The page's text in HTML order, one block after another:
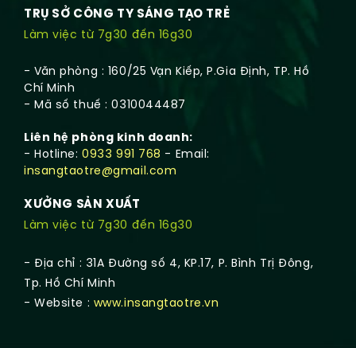
TRỤ SỞ CÔNG TY SÁNG TẠO TRẺ
Làm việc từ 7g30 đến 16g30
- Văn phòng : 160/25 Vạn Kiếp, P.Gia Định, TP. Hồ
Chí Minh
- Mã số thuế : 0310044487
Liên hệ phòng kinh doanh:
- Hotline:0933 991 768 - Email:
insangtaotre@gmail.com
XƯỞNG SẢN XUẤT
Làm việc từ 7g30 đến 16g30
- Địa chỉ : 31A Đường số 4, KP.17, P. Bình Trị Đông,
Tp. Hồ Chí Minh
- Website : www.insangtaotre.vn